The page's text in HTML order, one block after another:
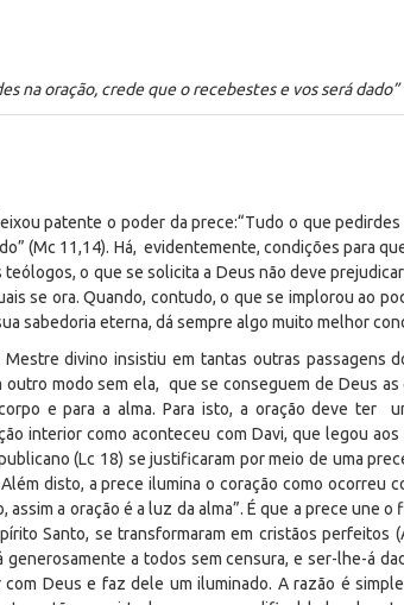
na oração, crede que o recebestes e vos será dado”
patente o poder da prece:“Tudo o que
(Mc 11,14). Há, evidentemente, condições para
teólogos, o que se solicita a Deus não deve
se ora. Quando, contudo, o que se implorou ao
sabedoria eterna, dá sempre algo muito melhor
Mestre divino insistiu em tantas outras passagens
outro modo sem ela, que se conseguem de Deus as
e para a alma. Para isto, a oração deve ter
interior como aconteceu com Davi, que legou
(Lc 18) se justificaram por meio de uma
disto, a prece ilumina o coração como ocorreu
a oração é a luz da alma”. É que a prece une
Santo, se transformaram em cristãos perfeitos
a todos sem censura, e ser-lhe-á
Deus e faz dele um iluminado. A razão é